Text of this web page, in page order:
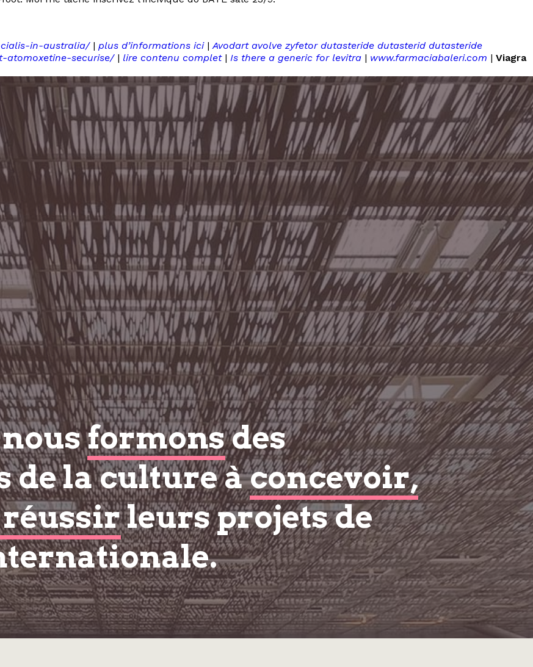
in-australia/| plus d’informations ici|Avodart avolve zyfetor dutasteride dutasterid dutasteride
securise/| lire contenu complet| Is there a generic for levitra | www.farmaciabaleri.com | Viagra
nousformonsdes
de la culture àconcevoir,
leurs projets de